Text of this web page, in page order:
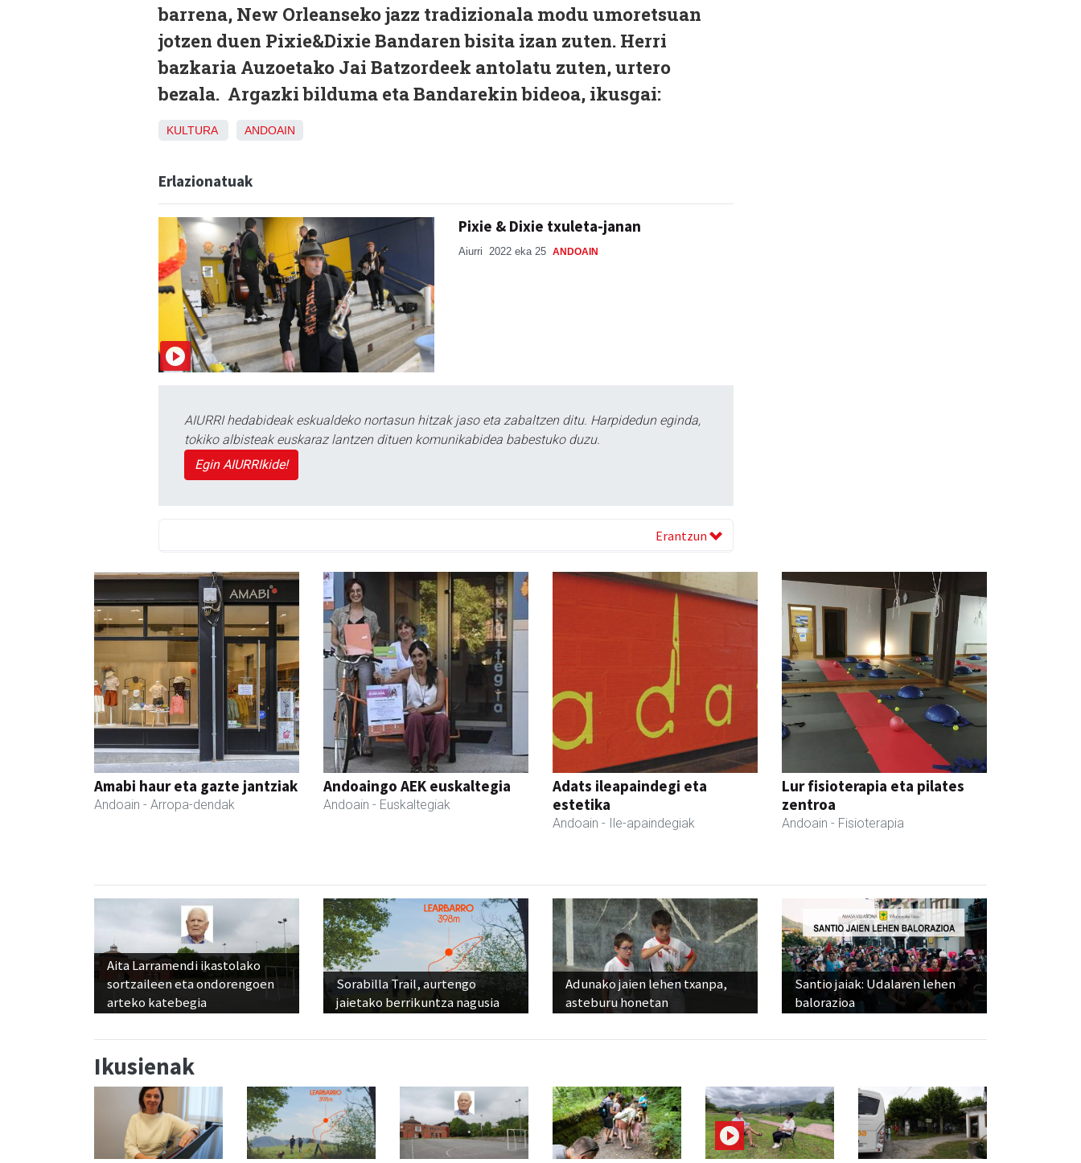
barrena, New Orleanseko jazz tradizionala modu umoretsuan
jotzen duen Pixie&Dixie Bandaren bisita izan zuten. Herri
bazkaria Auzoetako Jai Batzordeek antolatu zuten, urtero
bezala. Argazki bilduma eta Bandarekin bideoa, ikusgai:
KULTURA ANDOAIN
Erlazionatuak
Pixie & Dixie txuleta-janan
Aiurri 2022 eka 25 ANDOAIN
AIURRI hedabideak eskualdeko nortasun hitzak jaso eta zabaltzen ditu. Harpidedun eginda,
tokiko albisteak euskaraz lantzen dituen komunikabidea babestuko duzu.
Egin AIURRIkide!
Erantzun
Amabi haur eta gazte jantziak
Andoain - Arropa-dendak
Andoaingo AEK euskaltegia
Andoain - Euskaltegiak
Adats ileapaindegi eta
estetika
Andoain - Ile-apaindegiak
Lur fisioterapia eta pilates
zentroa
Andoain - Fisioterapia
Aita Larramendi ikastolako
sortzaileen eta ondorengoen
arteko katebegia
Sorabilla Trail, aurtengo
jaietako berrikuntza nagusia
Adunako jaien lehen txanpa,
asteburu honetan
Santio jaiak: Udalaren lehen
balorazioa
Ikusienak